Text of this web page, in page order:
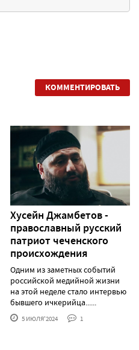
КОММЕНТИРОВАТЬ
Хусейн Джамбетов -
православный русский
патриот чеченского
происхождения
Одним из заметных событий
российской медийной жизни
на этой неделе стало интервью
бывшего ичкерийца......
5 ИЮЛЯ'2024 1